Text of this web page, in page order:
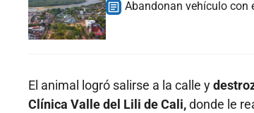
Abandonan vehículo con
El animal logró salirse a la calle y
Clínica Valle del Lili de Cali,donde le